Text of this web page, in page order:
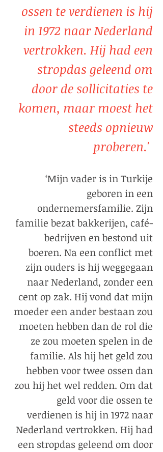
ossen te verdienen is hij
in 1972 naar Nederland
vertrokken. Hij had een
stropdas geleend om
door de sollicitaties te
komen, maar moest het
steeds opnieuw
proberen.'
‘Mijn vader is in Turkije
geboren in een
ondernemersfamilie. Zijn
familie bezat bakkerijen, café-
bedrijven en bestond uit
boeren. Na een conflict met
zijn ouders is hij weggegaan
naar Nederland, zonder een
cent op zak. Hij vond dat mijn
moeder een ander bestaan zou
moeten hebben dan de rol die
ze zou moeten spelen in de
familie. Als hij het geld zou
hebben voor twee ossen dan
zou hij het wel redden. Om dat
geld voor die ossen te
verdienen is hij in 1972 naar
Nederland vertrokken. Hij had
een stropdas geleend om door